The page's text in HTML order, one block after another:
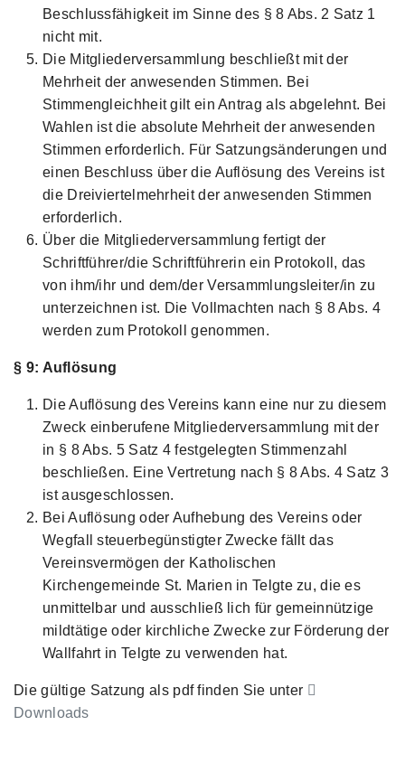
Beschlussfähigkeit im Sinne des § 8 Abs. 2 Satz 1
nicht mit.
Die Mitgliederversammlung beschließt mit der
Mehrheit der anwesenden Stimmen. Bei
Stimmengleichheit gilt ein Antrag als abgelehnt. Bei
Wahlen ist die absolute Mehrheit der anwesenden
Stimmen erforderlich. Für Satzungsänderungen und
einen Beschluss über die Auflösung des Vereins ist
die Dreiviertelmehrheit der anwesenden Stimmen
erforderlich.
Über die Mitgliederversammlung fertigt der
Schriftführer/die Schriftführerin ein Protokoll, das
von ihm/ihr und dem/der Versammlungsleiter/in zu
unterzeichnen ist. Die Vollmachten nach § 8 Abs. 4
werden zum Protokoll genommen.
§ 9: Auflösung
Die Auflösung des Vereins kann eine nur zu diesem
Zweck einberufene Mitgliederversammlung mit der
in § 8 Abs. 5 Satz 4 festgelegten Stimmenzahl
beschließen. Eine Vertretung nach § 8 Abs. 4 Satz 3
ist ausgeschlossen.
Bei Auflösung oder Aufhebung des Vereins oder
Wegfall steuerbegünstigter Zwecke fällt das
Vereinsvermögen der Katholischen
Kirchengemeinde St. Marien in Telgte zu, die es
unmittelbar und ausschließ lich für gemeinnützige
mildtätige oder kirchliche Zwecke zur Förderung der
Wallfahrt in Telgte zu verwenden hat.
Die gültige Satzung als pdf finden Sie unter
Downloads